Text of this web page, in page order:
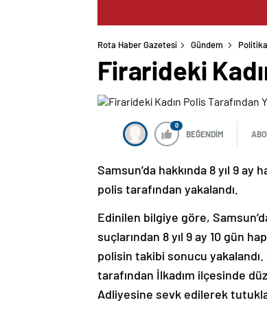
Rota Haber Gazetesi Gündem Politika
Firarideki
0
BEĞENDİM
Samsun’da hakkında 8 yıl 9
polis tarafından yakalandı.
Edinilen bilgiye göre,
suçlarından 8 yıl 9 ay 10 gün
polisin takibi sonucu
tarafından İlkadım ilçesinde
Adliyesine sevk edilerek